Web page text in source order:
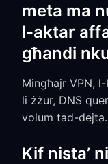
meta ma
l-aktar
għandi
Mingħajr VPN,
li żżur, DNS
volum tad-
Kif nista’